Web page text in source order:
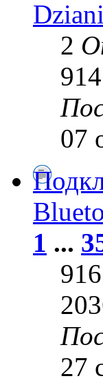
2
07
1 ...
916
27